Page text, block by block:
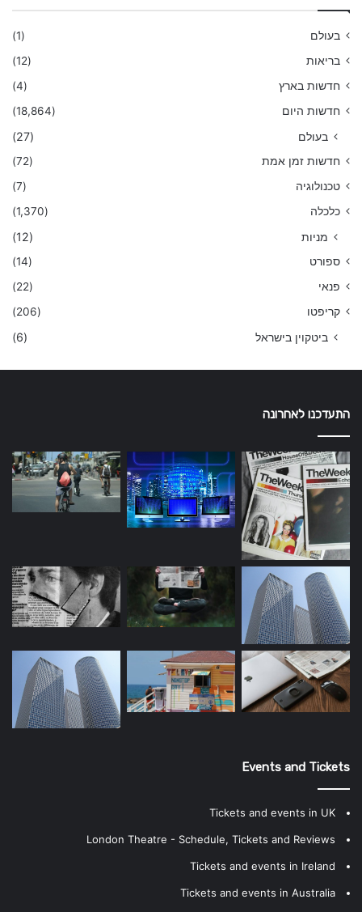
בעולם
(1)
בריאות
(12)
חדשות בארץ
(4)
חדשות היום
(18,864)
בעולם (27)
חדשות זמן אמת
(72)
טכנולוגיה
(7)
כלכלה
(1,370)
מניות (12)
ספורט
(14)
פנאי
(22)
קריפטו
(206)
ביטקוין בישראל (6)
התעדכנו לאחרונה
Events and Tickets
Tickets and events in UK
London Theatre - Schedule, Tickets and Reviews
Tickets and events in Ireland
Tickets and events in Australia